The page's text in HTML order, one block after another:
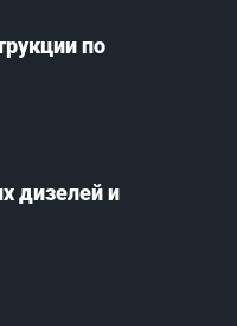
по
дизелей и